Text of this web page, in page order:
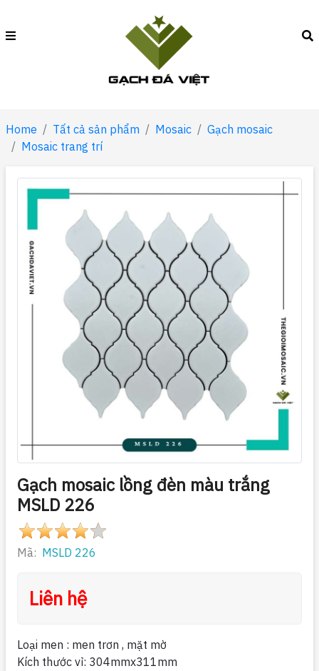
Home Tất cả sản phẩm Mosaic
Gạch mosaic
Mosaic trang trí
Gạch mosaic lồng đèn màu trắng
MSLD 226
Mã: MSLD 226
Liên hệ
Loại men : men trơn , mặt mờ
Kích thước vỉ: 304mmx311mm